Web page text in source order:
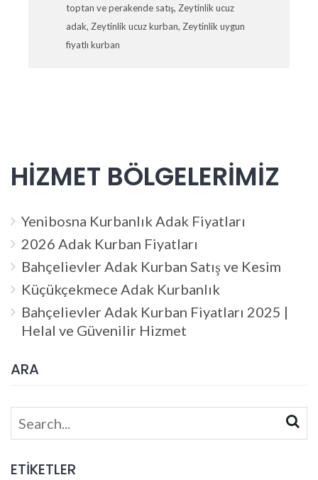
toptan ve perakende satış, Zeytinlik ucuz
adak, Zeytinlik ucuz kurban, Zeytinlik uygun
fiyatlı kurban
HİZMET BÖLGELERİMİZ
Yenibosna Kurbanlık Adak Fiyatları
2026 Adak Kurban Fiyatları
Bahçelievler Adak Kurban Satış ve Kesim
Küçükçekmece Adak Kurbanlık
Bahçelievler Adak Kurban Fiyatları 2025 |
Helal ve Güvenilir Hizmet
ARA
Search
for:
ETİKETLER